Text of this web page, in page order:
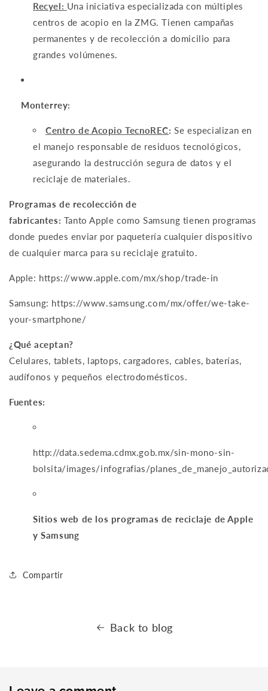
Recyel: Una iniciativa especializada con múltiples
centros de acopio en la ZMG. Tienen campañas
permanentes y de recolección a domicilio para
grandes volúmenes.
Monterrey:
Centro de Acopio TecnoREC: Se especializan en
el manejo responsable de residuos tecnológicos,
asegurando la destrucción segura de datos y el
reciclaje de materiales.
Programas de recolección de
fabricantes: TantoApple como Samsung tienen programas
donde puedes enviar por paquetería cualquier dispositivo
de cualquier marca para su reciclaje gratuito.
Apple: https://www.apple.com/mx/shop/trade-in
Samsung: https://www.samsung.com/mx/offer/we-take-
your-smartphone/
¿Qué aceptan?
Celulares, tablets, laptops, cargadores, cables, baterías,
audífonos y pequeños electrodomésticos.
Fuentes:
http://data.sedema.cdmx.gob.mx/sin-mono-sin-
bolsita/images/infografias/
Sitios web de los programas de reciclaje de Apple
y Samsung
Compartir
Back to blog